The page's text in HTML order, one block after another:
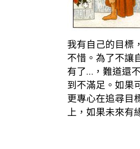
我有自己的目標
不惜。為了不讓
有了…，難道還
到不滿足。如果
更專心在追尋目
上，如果未來有